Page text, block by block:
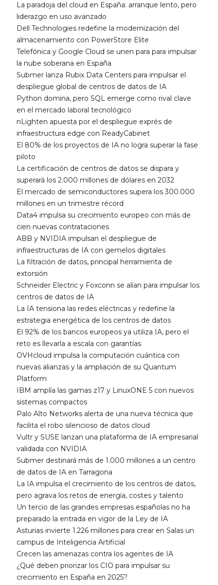
La paradoja del cloud en España: arranque lento, pero
liderazgo en uso avanzado
Dell Technologies redefine la modernización del
almacenamiento con PowerStore Elite
Telefónica y Google Cloud se unen para para impulsar
la nube soberana en España
Submer lanza Rubix Data Centers para impulsar el
despliegue global de centros de datos de IA
Python domina, pero SQL emerge como rival clave
en el mercado laboral tecnológico
nLighten apuesta por el despliegue exprés de
infraestructura edge con ReadyCabinet
El 80% de los proyectos de IA no logra superar la fase
piloto
La certificación de centros de datos se dispara y
superará los 2.000 millones de dólares en 2032
El mercado de semiconductores supera los 300.000
millones en un trimestre récord
Data4 impulsa su crecimiento europeo con más de
cien nuevas contrataciones
ABB y NVIDIA impulsan el despliegue de
infraestructuras de IA con gemelos digitales
La filtración de datos, principal herramienta de
extorsión
Schneider Electric y Foxconn se alían para impulsar los
centros de datos de IA
La IA tensiona las redes eléctricas y redefine la
estrategia energética de los centros de datos
El 92% de los bancos europeos ya utiliza IA, pero el
reto es llevarla a escala con garantías
OVHcloud impulsa la computación cuántica con
nuevas alianzas y la ampliación de su Quantum
Platform
IBM amplía las gamas z17 y LinuxONE 5 con nuevos
sistemas compactos
Palo Alto Networks alerta de una nueva técnica que
facilita el robo silencioso de datos cloud
Vultr y SUSE lanzan una plataforma de IA empresarial
validada con NVIDIA
Submer destinará más de 1.000 millones a un centro
de datos de IA en Tarragona
La IA impulsa el crecimiento de los centros de datos,
pero agrava los retos de energía, costes y talento
Un tercio de las grandes empresas españolas no ha
preparado la entrada en vigor de la Ley de IA
Asturias invierte 1.226 millones para crear en Salas un
campus de Inteligencia Artificial
Crecen las amenazas contra los agentes de IA
¿Qué deben priorizar los CIO para impulsar su
crecimiento en España en 2025?